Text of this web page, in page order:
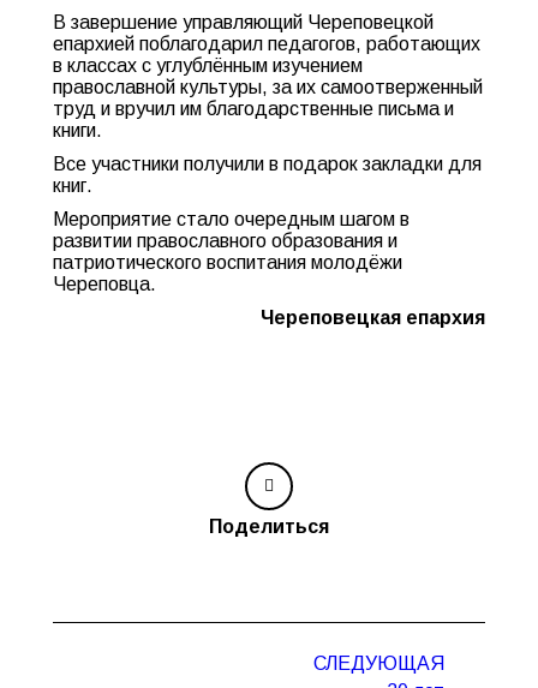
В завершение управляющий Череповецкой
епархией поблагодарил педагогов, работающих
в классах с углублённым изучением
православной культуры, за их самоотверженный
труд и вручил им благодарственные письма и
книги.
Все участники получили в подарок закладки для
книг.
Мероприятие стало очередным шагом в
развитии православного образования и
патриотического воспитания молодёжи
Череповца.
Череповецкая епархия
Поделиться
СЛЕДУЮЩАЯ